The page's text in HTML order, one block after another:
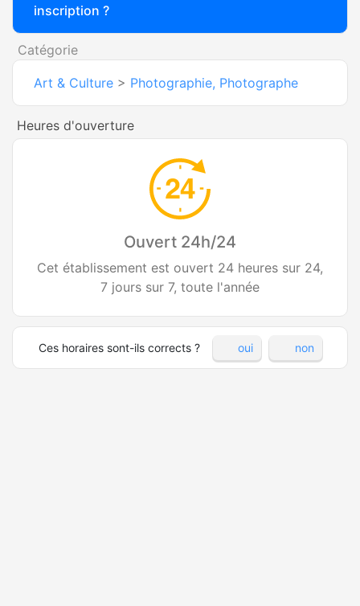
inscription ?
Catégorie
Art & Culture > Photographie, Photographe
Heures d'ouverture
Ouvert 24h/24
Cet établissement est ouvert 24 heures sur 24,
7 jours sur 7, toute l'année
Ces horaires sont-ils corrects ? oui non